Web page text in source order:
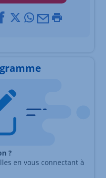
Facebook
X Whatsapp
Mail
?
en vous connectant à